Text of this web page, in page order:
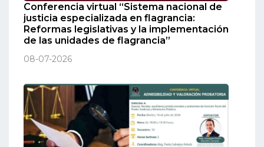
Conferencia virtual “Sistema nacional de
justicia especializada en flagrancia:
Reformas legislativas y la implementación
de las unidades de flagrancia”
08-07-2026